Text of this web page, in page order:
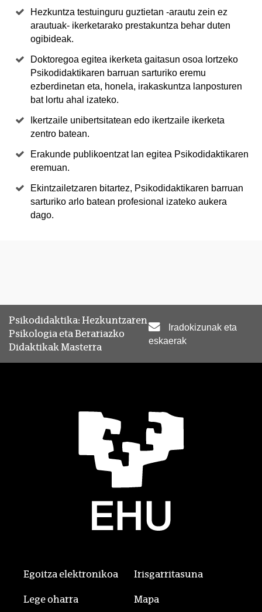
Hezkuntza testuinguru guztietan -arautu zein ez
arautuak- ikerketarako prestakuntza behar duten
ogibideak.
Doktoregoa egitea ikerketa gaitasun osoa lortzeko
Psikodidaktikaren barruan sarturiko eremu
ezberdinetan eta, honela, irakaskuntza lanposturen
bat lortu ahal izateko.
Ikertzaile unibertsitatean edo ikertzaile ikerketa
zentro batean.
Erakunde publikoentzat lan egitea Psikodidaktikaren
eremuan.
Ekintzailetzaren bitartez, Psikodidaktikaren barruan
sarturiko arlo batean profesional izateko aukera
dago.
Psikodidaktika: Hezkuntzaren
Psikologia eta Berariazko
Didaktikak Masterra
Iradokizunak eta
eskaerak
Egoitza elektronikoa Irisgarritasuna
Lege oharra Mapa